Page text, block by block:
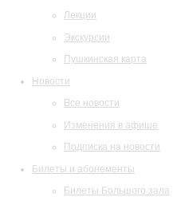
Лекции
Экскурсии
Пушкинская карта
Новости
Все новости
Изменения в афише
Подписка на новости
Билеты и абонементы
Билеты Большого зала